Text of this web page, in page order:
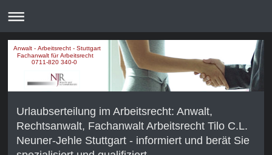
Anwalt - Arbeitsrecht - Stuttgart
Fachanwalt für Arbeitsrecht
0711-820 340-0
Urlaubserteilung im Arbeitsrecht: Anwalt,
Rechtsanwalt, Fachanwalt Arbeitsrecht Tilo C.L.
Neuner-Jehle Stuttgart - informiert und berät Sie